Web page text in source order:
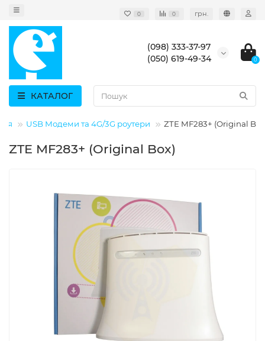
0 0 грн.
(098) 333-37-97
(050) 619-49-34
0
КАТАЛОГ
USB Модеми та 4G/3G роутери ZTE MF283+ (Original
ZTE MF283+ (Original Box)